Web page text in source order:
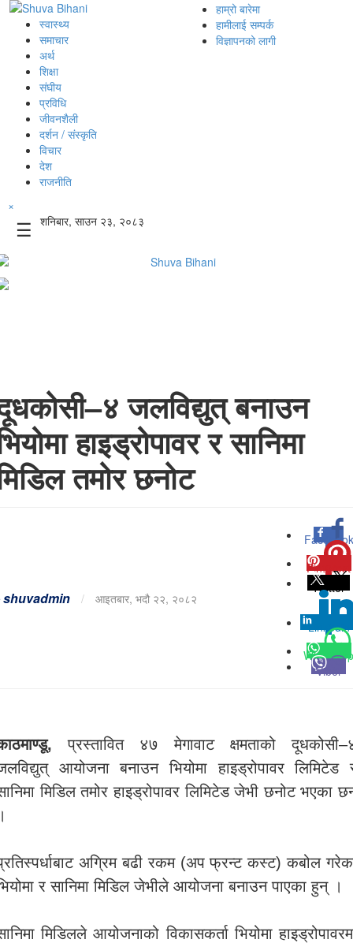
स्वास्थ्य
समाचार
अर्थ
शिक्षा
संघीय
प्रविधि
जीवनशैली
दर्शन / संस्कृति
विचार
देश
राजनीति
×
☰ शनिबार, साउन २३, २०८३
हाम्रो बारेमा
हामीलाई सम्पर्क
विज्ञापनको लागी
जलविद्युत् बनाउन
हाइड्रोपावर र सानिमा
तमोर छनोट
shuvadmin / आइतबार, भदौ २२, २०८२
Facebook
0
Pinterest
Twitter
Linkedin
0
Whatsapp
Viber
प्रस्तावित ४७ मेगावाट क्षमताको
आयोजना बनाउन भियोमा हाइड्रोपावर लिमिटेड
मिडिल तमोर हाइड्रोपावर लिमिटेड जेभी छनोट भएका
अग्रिम बढी रकम (अप फ्रन्ट कस्ट) कबोल
र सानिमा मिडिल जेभीले आयोजना बनाउन पाएका हुन् ।
मिडिलले आयोजनाको विकासकर्ता भियोमा